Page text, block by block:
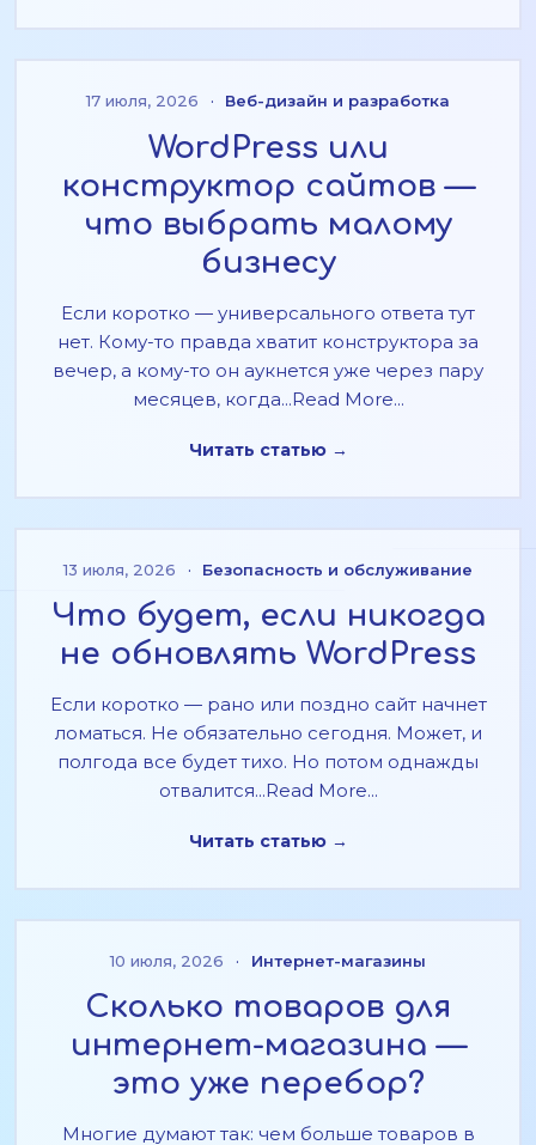
17 июля, 2026 · Веб-дизайн и разработка
WordPress или
конструктор сайтов —
что выбрать малому
бизнесу
Если коротко — универсального ответа тут
нет. Кому-то правда хватит конструктора за
вечер, а кому-то он аукнется уже через пару
месяцев, когда...Read More...
Читать статью →
13 июля, 2026 · Безопасность и обслуживание
Что будет, если никогда
не обновлять WordPress
Если коротко — рано или поздно сайт начнет
ломаться. Не обязательно сегодня. Может, и
полгода все будет тихо. Но потом однажды
отвалится...Read More...
Читать статью →
10 июля, 2026 · Интернет-магазины
Сколько товаров для
интернет-магазина —
это уже перебор?
Многие думают так: чем больше товаров в